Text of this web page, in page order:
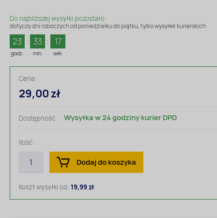
Do najbliższej wysyłki pozostało:
dotyczy dni roboczych od poniedziałku do piątku, tylko wysyłek kurierskich
23
godz.
33
min.
17
sek.
Cena:
29,00 zł
Dostępność: Wysyłka w 24 godziny kurier DPD
Ilość:
Dodaj do koszyka
Koszt wysyłki od: 19,99 zł